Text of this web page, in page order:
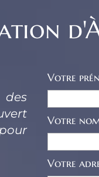
Votre
Votre
Votre